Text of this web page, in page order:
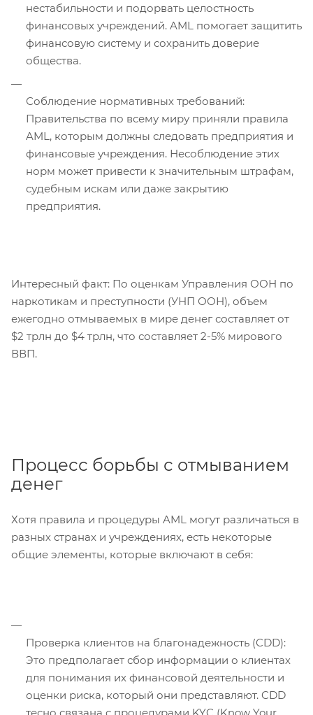
нестабильности и подорвать целостность
финансовых учреждений. AML помогает защитить
финансовую систему и сохранить доверие
общества.
Соблюдение нормативных требований:
Правительства по всему миру приняли правила
AML, которым должны следовать предприятия и
финансовые учреждения. Несоблюдение этих
норм может привести к значительным штрафам,
судебным искам или даже закрытию
предприятия.
Интересный факт: По оценкам Управления ООН по
наркотикам и преступности (УНП ООН), объем
ежегодно отмываемых в мире денег составляет от
$2 трлн до $4 трлн, что составляет 2-5% мирового
ВВП.
Процесс борьбы с отмыванием
денег
Хотя правила и процедуры AML могут различаться в
разных странах и учреждениях, есть некоторые
общие элементы, которые включают в себя:
Проверка клиентов на благонадежность (CDD):
Это предполагает сбор информации о клиентах
для понимания их финансовой деятельности и
оценки риска, который они представляют. CDD